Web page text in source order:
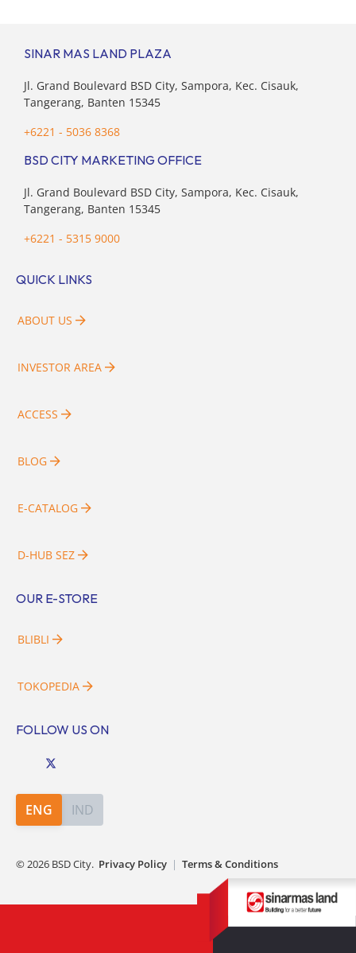
SINAR MAS LAND PLAZA
Jl. Grand Boulevard BSD City, Sampora, Kec. Cisauk,
Tangerang, Banten 15345
+6221 - 5036 8368
BSD CITY MARKETING OFFICE
Jl. Grand Boulevard BSD City, Sampora, Kec. Cisauk,
Tangerang, Banten 15345
+6221 - 5315 9000
QUICK LINKS
ABOUT US
INVESTOR AREA
ACCESS
BLOG
E-CATALOG
D-HUB SEZ
OUR E-STORE
BLIBLI
TOKOPEDIA
FOLLOW US ON
ENG IND
©2026 BSD City. Privacy Policy | Terms & Conditions